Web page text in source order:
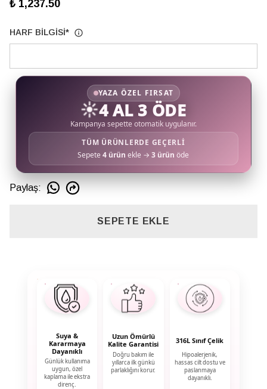
₺ 1,237.50
HARF BİLGİSİ*
YAZA ÖZEL FIRSAT
☀️4 AL 3 ÖDE
Kampanya sepette otomatik uygulanır.
TÜM ÜRÜNLERDE GEÇERLİ
Sepete4 ürün ekle →3 ürün öde
Paylaş:
SEPETE EKLE
Suya &
Kararmaya
Dayanıklı
Günlük kullanıma
uygun, özel
kaplama ile ekstra
direnç.
Uzun Ömürlü
Kalite Garantisi
Doğru bakım ile
yıllarca ilk günkü
parlaklığını korur.
316L Sınıf Çelik
Hipoalerjenik,
hassas cilt dostu ve
paslanmaya
dayanıklı.